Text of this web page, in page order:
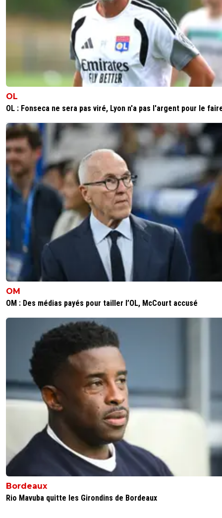
OL
OL : Fonseca ne sera pas viré, Lyon n'a pas l'argent pour le
OM
OM : Des médias payés pour tailler l’OL, McCourt accusé
Bordeaux
Rio Mavuba quitte les Girondins de Bordeaux